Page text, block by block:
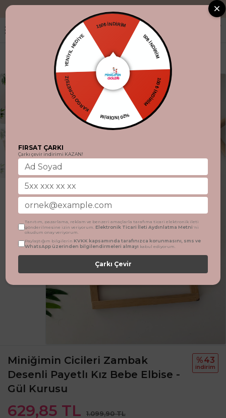
"Aynı gün
Miniğimin Cicileri Zambak
Desenli Payetlı Kız Bebe Elbise -
Gül Kurusu
629,85 TL 1.099,90 TL
%43
i̇ndi̇ri̇m
150₺ İNDİRİM
50₺ İNDİRİM
100 ₺ İNDİRİM
%20 İNDİRİM
KARGO ÜCRETSİZ
YENİYIL HEDİYE
FIRSAT ÇARKI
Çarkı çevir indirimi KAZAN!
Tanıtım, pazarlama, reklam ve benzeri amaçlarla tarafıma ticari elektronik ileti
gönderilmesine izin veriyorum. Elektronik Ticari İleti Aydınlatma Metni 'ni
okudum onay veriyorum.
Paylaştığım bilgilerin KVKK kapsamında tarafınızca korunmasını, sms ve
WhatsApp üzerinden bilgilendirmeleri almayı kabul ediyorum.
Çarkı Çevir